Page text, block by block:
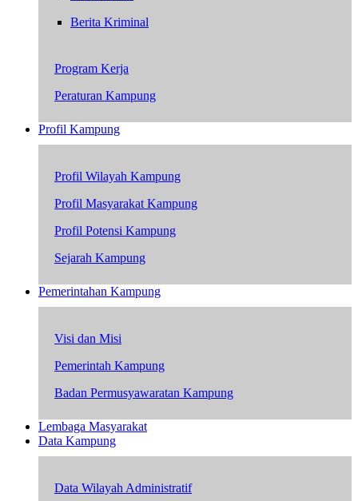
Berita Kriminal
Program Kerja
Peraturan Kampung
Profil Kampung
Profil Wilayah Kampung
Profil Masyarakat Kampung
Profil Potensi Kampung
Sejarah Kampung
Pemerintahan Kampung
Visi dan Misi
Pemerintah Kampung
Badan Permusyawaratan Kampung
Lembaga Masyarakat
Data Kampung
Data Wilayah Administratif